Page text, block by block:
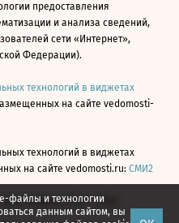
файлы и технологии
данным сайтом, вы
предоставления
и анализа сведений,
сети «Интернет»,
Федерации).
технологий в виджетах
на сайте vedomosti-
технологий в виджетах
на сайте vedomosti.ru: СМИ2
Медиа», 2024 - 2026